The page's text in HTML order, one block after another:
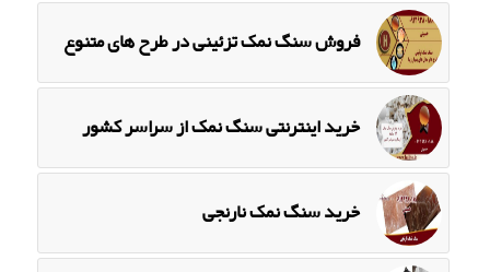
فروش سنگ نمک تزئینی در طرح های متنوع
خرید اینترنتی سنگ نمک از سراسر کشور
خرید سنگ نمک نارنجی